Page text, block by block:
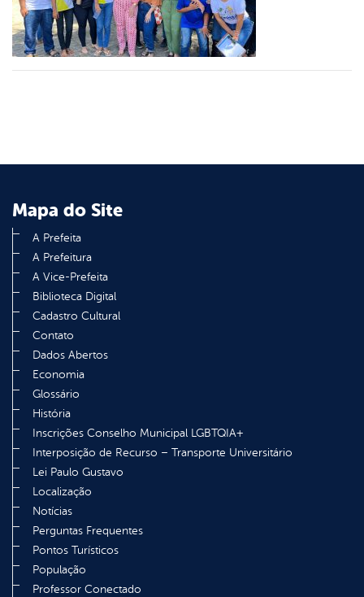
Mapa do Site
A Prefeita
A Prefeitura
A Vice-Prefeita
Biblioteca Digital
Cadastro Cultural
Contato
Dados Abertos
Economia
Glossário
História
Inscrições Conselho Municipal LGBTQIA+
Interposição de Recurso – Transporte Universitário
Lei Paulo Gustavo
Localização
Notícias
Perguntas Frequentes
Pontos Turísticos
População
Professor Conectado